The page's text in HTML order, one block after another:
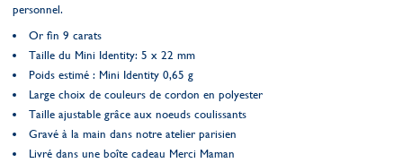
personnel.
Or fin 9 carats
Taille du Mini Identity: 5 x 22 mm
Poids estimé : Mini Identity 0,65 g
Large choix de couleurs de cordon en polyester
Taille ajustable grâce aux noeuds coulissants
Gravé à la main dans notre atelier parisien
Livré dans une boîte cadeau Merci Maman